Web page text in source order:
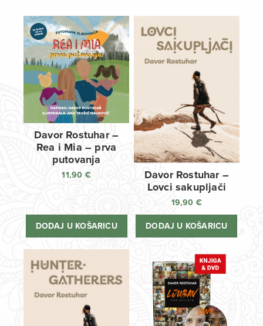
Davor Rostuhar –
Rea i Mia – prva
putovanja
11,90 €
DODAJ U KOŠARICU
Davor Rostuhar –
Lovci sakupljači
19,90 €
DODAJ U KOŠARICU